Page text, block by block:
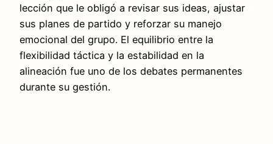
lección que le obligó a revisar sus ideas, ajustar
sus planes de partido y reforzar su manejo
emocional del grupo. El equilibrio entre la
flexibilidad táctica y la estabilidad en la
alineación fue uno de los debates permanentes
durante su gestión.